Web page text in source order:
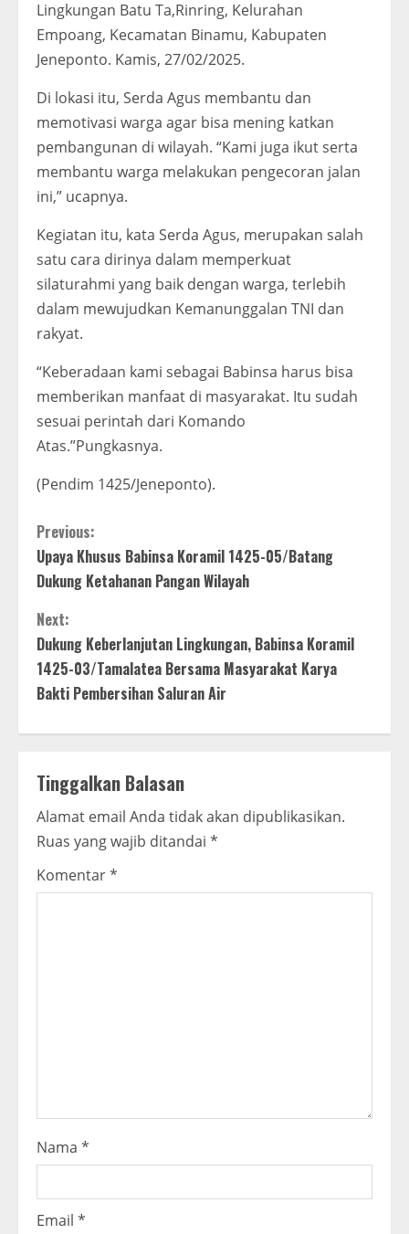
Lingkungan Batu Ta,Rinring, Kelurahan
Empoang, Kecamatan Binamu, Kabupaten
Jeneponto. Kamis, 27/02/2025.
Di lokasi itu, Serda Agus membantu dan
memotivasi warga agar bisa mening katkan
pembangunan di wilayah. “Kami juga ikut serta
membantu warga melakukan pengecoran jalan
ini,” ucapnya.
Kegiatan itu, kata Serda Agus, merupakan salah
satu cara dirinya dalam memperkuat
silaturahmi yang baik dengan warga, terlebih
dalam mewujudkan Kemanunggalan TNI dan
rakyat.
“Keberadaan kami sebagai Babinsa harus bisa
memberikan manfaat di masyarakat. Itu sudah
sesuai perintah dari Komando
Atas.”Pungkasnya.
(Pendim 1425/Jeneponto).
C
o
n
t
i
n
u
e
R
e
Previous:
Upaya Khusus Babinsa Koramil 1425-05/Batang
Dukung Ketahanan Pangan Wilayah
Next:
Dukung Keberlanjutan Lingkungan, Babinsa Koramil
1425-03/Tamalatea Bersama Masyarakat Karya
Bakti Pembersihan Saluran Air
Tinggalkan Balasan
Alamat email Anda tidak akan dipublikasikan.
Ruas yang wajib ditandai *
Komentar*
Nama *
Email *